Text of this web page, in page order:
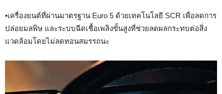
•เครื่องยนต์ที่ผ่านมาตรฐาน Euro 5 ด้วยเทคโนโลยี SCR เพื่อลดการ
ปล่อยมลพิษ และระบบฉีดเชื้อเพลิงขั้นสูงที่ช่วยลดผลกระทบต่อสิ่ง
แวดล้อมโดยไม่ลดทอนสมรรถนะ